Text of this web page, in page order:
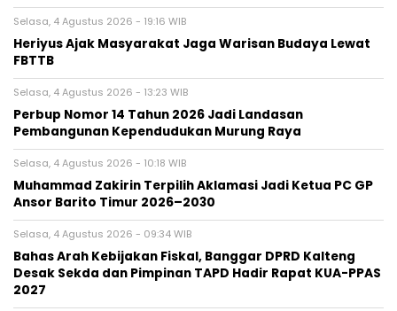
Selasa, 4 Agustus 2026 - 19:16 WIB
Heriyus Ajak Masyarakat Jaga Warisan Budaya Lewat
FBTTB
Selasa, 4 Agustus 2026 - 13:23 WIB
Perbup Nomor 14 Tahun 2026 Jadi Landasan
Pembangunan Kependudukan Murung Raya
Selasa, 4 Agustus 2026 - 10:18 WIB
Muhammad Zakirin Terpilih Aklamasi Jadi Ketua PC GP
Ansor Barito Timur 2026–2030
Selasa, 4 Agustus 2026 - 09:34 WIB
Bahas Arah Kebijakan Fiskal, Banggar DPRD Kalteng
Desak Sekda dan Pimpinan TAPD Hadir Rapat KUA-PPAS
2027